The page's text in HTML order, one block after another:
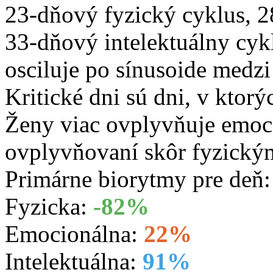
23-dňový fyzický cyklus,
33-dňový intelektuálny
osciluje po sínusoide
Kritické dni sú dni, v
Ženy viac ovplyvňuje
ovplyvňovaní skôr
Primárne biorytmy pre
Fyzicka: -82%
Emocionálna: 22%
Intelektuálna: 91%